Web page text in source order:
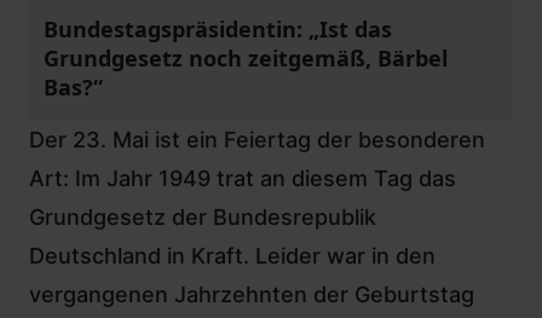
Bundestagspräsidentin: „Ist das
Grundgesetz noch zeitgemäß, Bärbel
Bas?“
Der 23. Mai ist ein Feiertag der besonderen
Art: Im Jahr 1949 trat an diesem Tag das
Grundgesetz der Bundesrepublik
Deutschland in Kraft. Leider war in den
vergangenen Jahrzehnten der Geburtstag